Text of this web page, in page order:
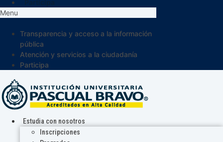
Menu
Transparencia y acceso a la información
pública
Atención y servicios a la ciudadanía
Participa
Estudia con nosotros
Inscripciones